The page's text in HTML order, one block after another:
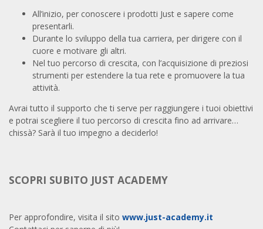
All’inizio, per conoscere i prodotti Just e sapere come
presentarli.
Durante lo sviluppo della tua carriera, per dirigere con il
cuore e motivare gli altri.
Nel tuo percorso di crescita, con l’acquisizione di preziosi
strumenti per estendere la tua rete e promuovere la tua
attività.
Avrai tutto il supporto che ti serve per raggiungere i tuoi obiettivi
e potrai scegliere il tuo percorso di crescita fino ad arrivare…
chissà? Sarà il tuo impegno a deciderlo!
SCOPRI SUBITO JUST ACADEMY
Per approfondire, visita il sito www.just-academy.it